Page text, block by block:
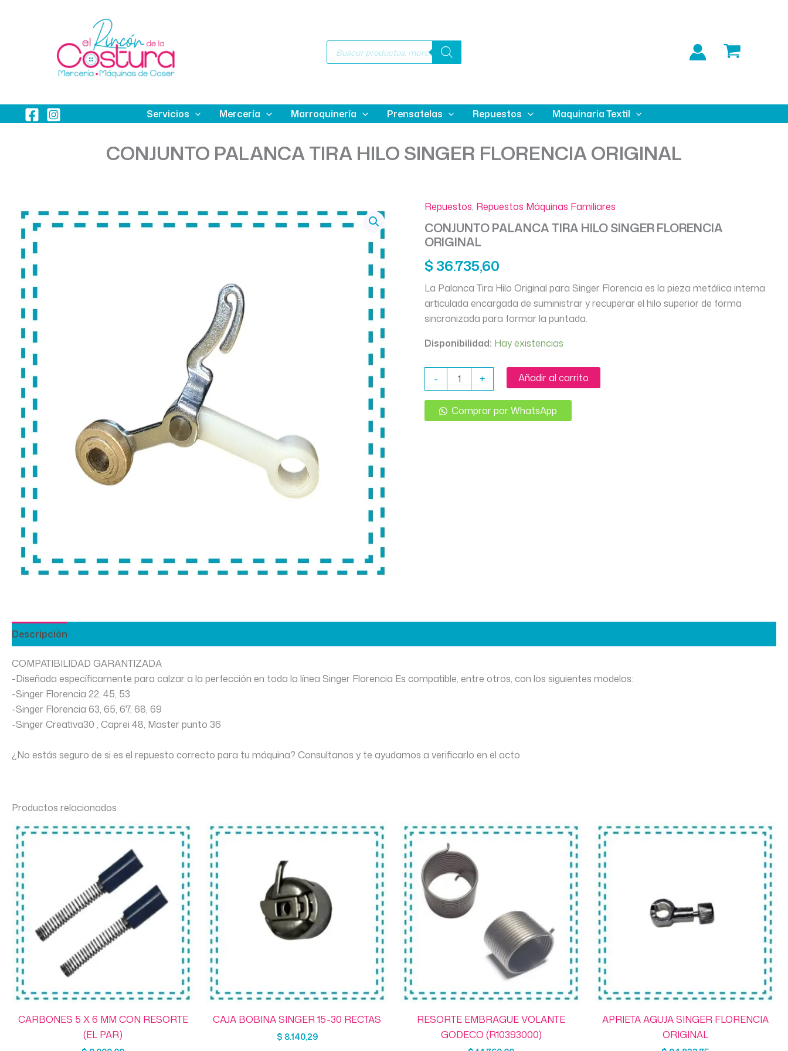
Búsqueda
Servicios Mercería Marroquinería Prensatelas Repuestos Maquinaria Textil
CONJUNTO PALANCA TIRA HILO SINGER FLORENCIA ORIGINAL
Repuestos, Repuestos Máquinas Familiares
CONJUNTO PALANCA TIRA HILO SINGER FLORENCIA
ORIGINAL
$ 36.735,60
La Palanca Tira Hilo Original para Singer Florencia es la pieza metálica interna
articulada encargada de suministrar y recuperar el hilo superior de forma
sincronizada para formar la puntada.
Disponibilidad: Hay existencias
-
PALANCA
HILO
SINGER
+ Añadir al carrito
Comprar por WhatsApp
Descripción
COMPATIBILIDAD GARANTIZADA
-Diseñada específicamente para calzar a la perfección en toda la línea Singer Florencia Es compatible, entre otros, con los siguientes modelos:
-Singer Florencia 22, 45, 53
-Singer Florencia 63, 65, 67, 68, 69
-Singer Creativa30 , Caprei 48, Master punto 36
¿No estás seguro de si es el repuesto correcto para tu máquina? Consultanos y te ayudamos a verificarlo en el acto.
Productos relacionados
CARBONES 5 X 6 MM CON RESORTE
(EL PAR)
CAJA BOBINA SINGER 15-30 RECTAS
$ 8.140,29
RESORTE EMBRAGUE VOLANTE
GODECO (R10393000)
APRIETA AGUJA SINGER FLORENCIA
ORIGINAL